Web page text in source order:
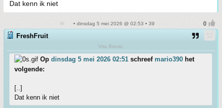
Dat kenn ik niet
• dinsdag 5 mei 2026 @ 02:53 • 39
FreshFruit
Vita Brevis.
Op dinsdag 5 mei 2026 02:51 schreef mario390 het
volgende:
[..]
Dat kenn ik niet